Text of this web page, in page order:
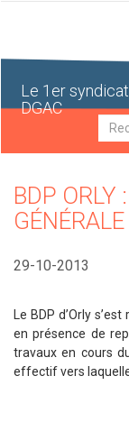
Le 1er
DGAC
BDP ORLY
GÉNÉRALE
29-10-2013
Le BDP d’Orly
en présence de
travaux en cours
effectif vers